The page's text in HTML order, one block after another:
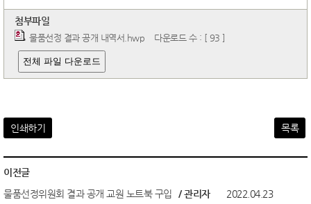
첨부파일
물품선정 결과 공개 내역서.hwp 다운로드 수 : [ 93 ]
전체 파일 다운로드
인쇄하기 목록
이전글
물품선정위원회 결과 공개 교원 노트북 구입
/ 관리자 2022.04.23